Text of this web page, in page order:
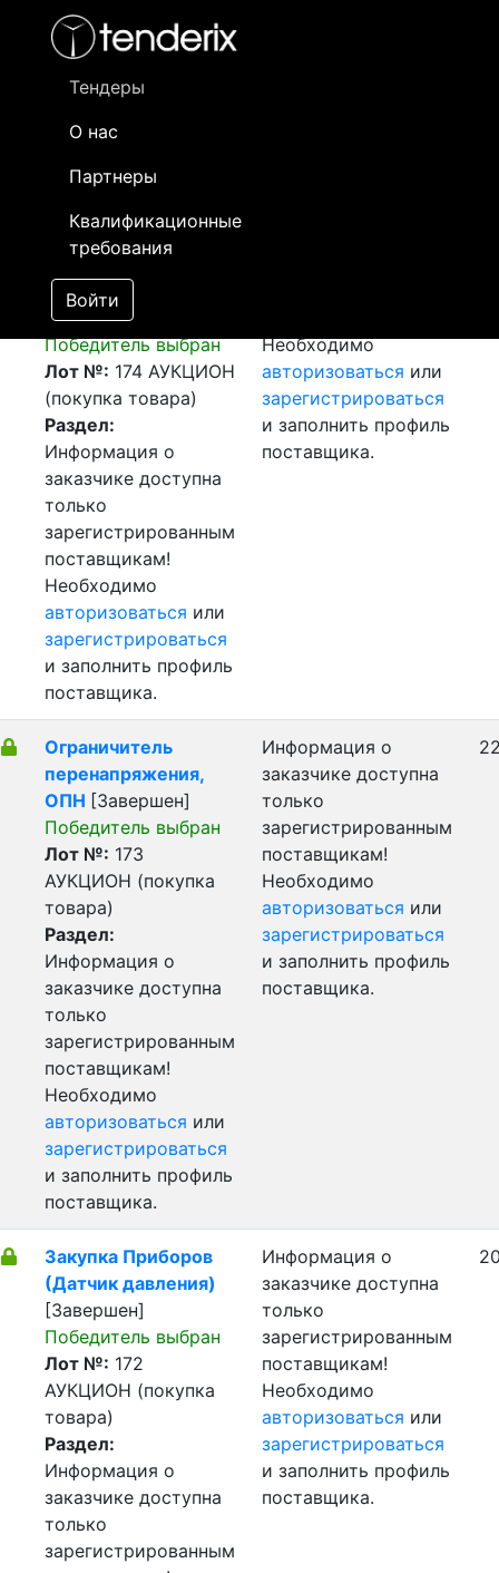
Тендеры
О нас
Партнеры
Квалификационные
требования
Войти
- активный лот
- сохраненный лот (не опубликован)
Транспортировка
комплектующих (из
г. Анкара, Турция -
до г. Уральск, РК )
[Завершен]
Победитель выбран
Лот №: 174 АУКЦИОН
(покупка товара)
Раздел:
Информация о
заказчике доступна
только
зарегистрированным
поставщикам!
Необходимо
авторизоваться или
зарегистрироваться
и заполнить профиль
поставщика.
Необходимо
авторизоваться или
зарегистрироваться
и заполнить профиль
поставщика.
Ограничитель
перенапряжения,
ОПН [Завершен]
Победитель выбран
Лот №: 173
АУКЦИОН (покупка
товара)
Раздел:
Информация о
заказчике доступна
только
зарегистрированным
поставщикам!
Необходимо
авторизоваться или
зарегистрироваться
и заполнить профиль
поставщика.
Информация о
заказчике доступна
только
зарегистрированным
поставщикам!
Необходимо
авторизоваться или
зарегистрироваться
и заполнить профиль
поставщика.
Закупка Приборов
(Датчик давления)
[Завершен]
Победитель выбран
Лот №: 172
АУКЦИОН (покупка
товара)
Раздел:
Информация о
заказчике доступна
только
зарегистрированным
Информация о
заказчике доступна
только
зарегистрированным
поставщикам!
Необходимо
авторизоваться или
зарегистрироваться
и заполнить профиль
поставщика.